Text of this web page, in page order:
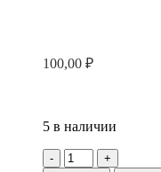
100,00 ₽
5 в наличии